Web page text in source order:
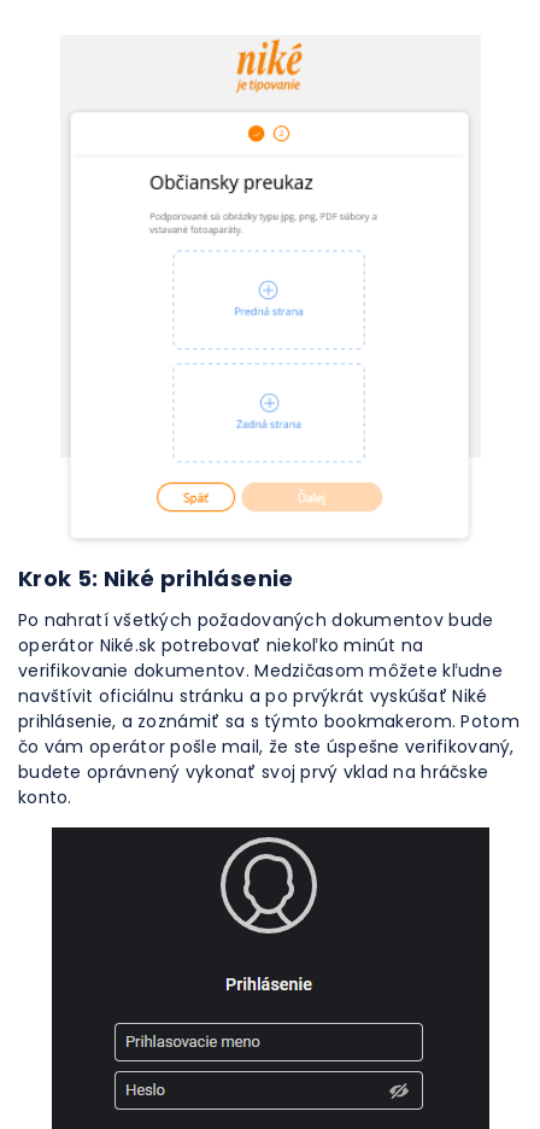
Krok 5: Niké prihlásenie
Po nahratí všetkých požadovaných dokumentov bude
operátor Niké.sk potrebovať niekoľko minút na
verifikovanie dokumentov. Medzičasom môžete kľudne
navštívit oficiálnu stránku a po prvýkrát vyskúšať Niké
prihlásenie, a zoznámiť sa s týmto bookmakerom. Potom
čo vám operátor pošle mail, že ste úspešne verifikovaný,
budete oprávnený vykonať svoj prvý vklad na hráčske
konto.